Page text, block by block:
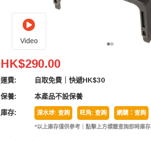
Video
Tilta 鐵頭 BMPCC 4K Half Sunhood
HK$290.00
運費: 自取免費｜快遞HK$30
保養: 本產品不設保養
庫存: 深水埗: 查詢 旺角: 查詢 網購：查詢
*以上庫存僅供參考｜點擊上方標籤查詢即時庫存